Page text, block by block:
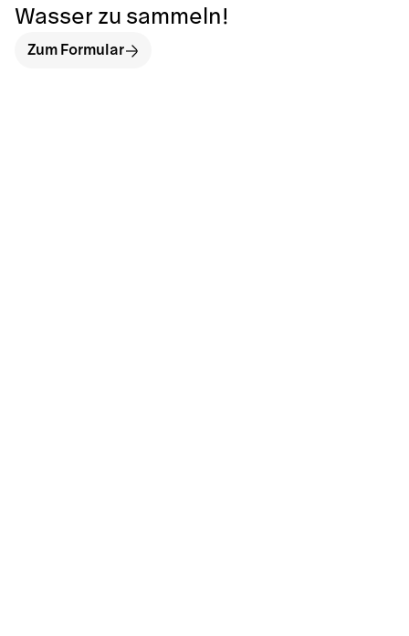
Wasser zu sammeln!
Zum Formular